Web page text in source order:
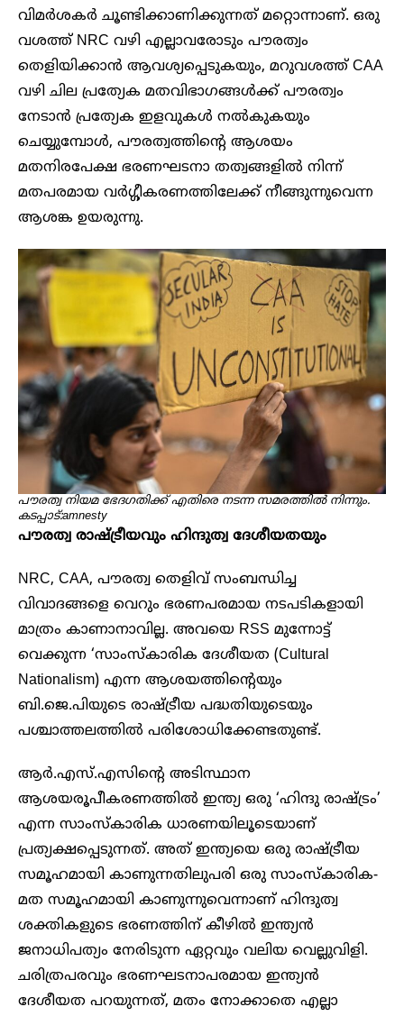
വിമർശകർ ചൂണ്ടിക്കാണിക്കുന്നത് മറ്റൊന്നാണ്. ഒരു
വശത്ത് NRC വഴി എല്ലാവരോടും പൗരത്വം
തെളിയിക്കാൻ ആവശ്യപ്പെടുകയും, മറുവശത്ത് CAA
വഴി ചില പ്രത്യേക മതവിഭാഗങ്ങൾക്ക് പൗരത്വം
നേടാൻ പ്രത്യേക ഇളവുകൾ നൽകുകയും
ചെയ്യുമ്പോൾ, പൗരത്വത്തിന്റെ ആശയം
മതനിരപേക്ഷ ഭരണഘടനാ തത്വങ്ങളിൽ നിന്ന്
മതപരമായ വർഗ്ഗീകരണത്തിലേക്ക് നീങ്ങുന്നുവെന്ന
ആശങ്ക ഉയരുന്നു.
പൗരത്വ നിയമ ഭേദഗതിക്ക് എതിരെ നടന്ന സമരത്തിൽ നിന്നും.
കടപ്പാട്:amnesty
പൗരത്വ രാഷ്ട്രീയവും ഹിന്ദുത്വ ദേശീയതയും
NRC, CAA, പൗരത്വ തെളിവ് സംബന്ധിച്ച
വിവാദങ്ങളെ വെറും ഭരണപരമായ നടപടികളായി
മാത്രം കാണാനാവില്ല. അവയെ RSS മുന്നോട്ട്
വെക്കുന്ന ‘സാംസ്കാരിക ദേശീയത (Cultural
Nationalism) എന്ന ആശയത്തിന്റെയും
ബി.ജെ.പിയുടെ രാഷ്ട്രീയ പദ്ധതിയുടെയും
പശ്ചാത്തലത്തിൽ പരിശോധിക്കേണ്ടതുണ്ട്.
ആർ.എസ്.എസിന്റെ അടിസ്ഥാന
ആശയരൂപീകരണത്തിൽ ഇന്ത്യ ഒരു ‘ഹിന്ദു രാഷ്ട്രം’
എന്ന സാംസ്കാരിക ധാരണയിലൂടെയാണ്
പ്രത്യക്ഷപ്പെടുന്നത്. അത് ഇന്ത്യയെ ഒരു രാഷ്ട്രീയ
സമൂഹമായി കാണുന്നതിലുപരി ഒരു സാംസ്കാരിക-
മത സമൂഹമായി കാണുന്നുവെന്നാണ് ഹിന്ദുത്വ
ശക്തികളുടെ ഭരണത്തിന് കീഴിൽ ഇന്ത്യൻ
ജനാധിപത്യം നേരിടുന്ന ഏറ്റവും വലിയ വെല്ലുവിളി.
ചരിത്രപരവും ഭരണഘടനാപരമായ ഇന്ത്യൻ
ദേശീയത പറയുന്നത്, മതം നോക്കാതെ എല്ലാ